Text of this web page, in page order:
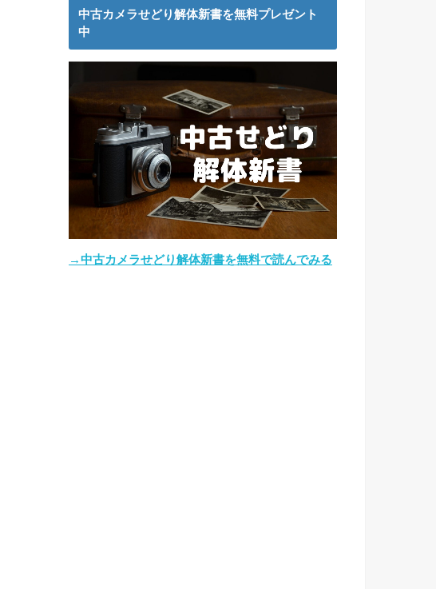
中古カメラせどり解体新書を無料プレゼント
中
→中古カメラせどり解体新書を無料で読んでみる